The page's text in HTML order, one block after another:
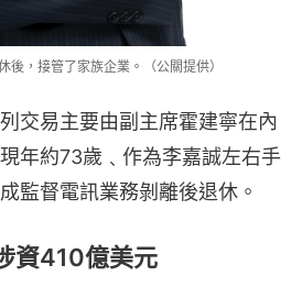
，接管了家族企業。（公關提供）
交易主要由副主席霍建寧在內
年約73歲﹑作為李嘉誠左右手
監督電訊業務剝離後退休。
資410億美元